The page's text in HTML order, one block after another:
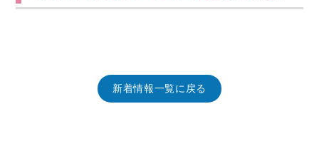
新着情報一覧に戻る